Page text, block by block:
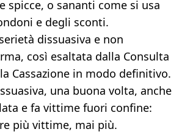
spicce, o sananti come si usa
e degli sconti.
dissuasiva e non
così esaltata dalla Consulta
Cassazione in modo definitivo.
una buona volta, anche
e fa vittime fuori confine:
più vittime, mai più.